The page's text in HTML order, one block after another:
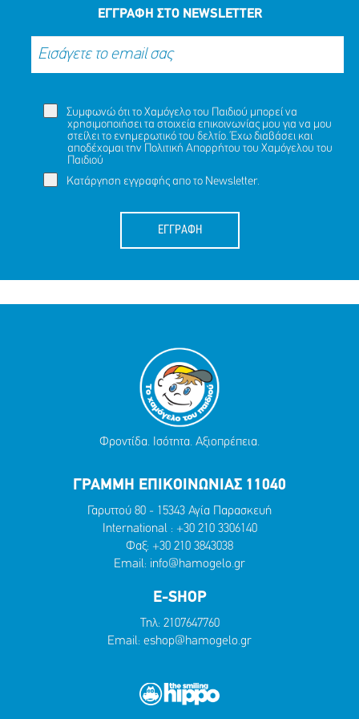
ΕΓΓΡΑΦΗ ΣΤΟ NEWSLETTER
Συμφωνώ ότι το Χαμόγελο του Παιδιού μπορεί να
χρησιμοποιήσει τα στοιχεία επικοινωνίας μου για να μου
στείλει το ενημερωτικό του δελτίο. Έχω διαβάσει και
αποδέχομαι την Πολιτική Απορρήτου του Χαμόγελου του
Παιδιού
Κατάργηση εγγραφής απο το Newsletter.
ΕΓΓΡΑΦΗ
Φροντίδα. Ισότητα. Αξιοπρέπεια.
ΓΡΑΜΜΗ ΕΠΙΚΟΙΝΩΝΙΑΣ 11040
Γαρυττού 80 - 15343 Αγία Παρασκευή
International : +30 210 3306140
Φαξ: +30 210 3843038
Email: info@hamogelo.gr
E-SHOP
Τηλ: 2107647760
Email: eshop@hamogelo.gr